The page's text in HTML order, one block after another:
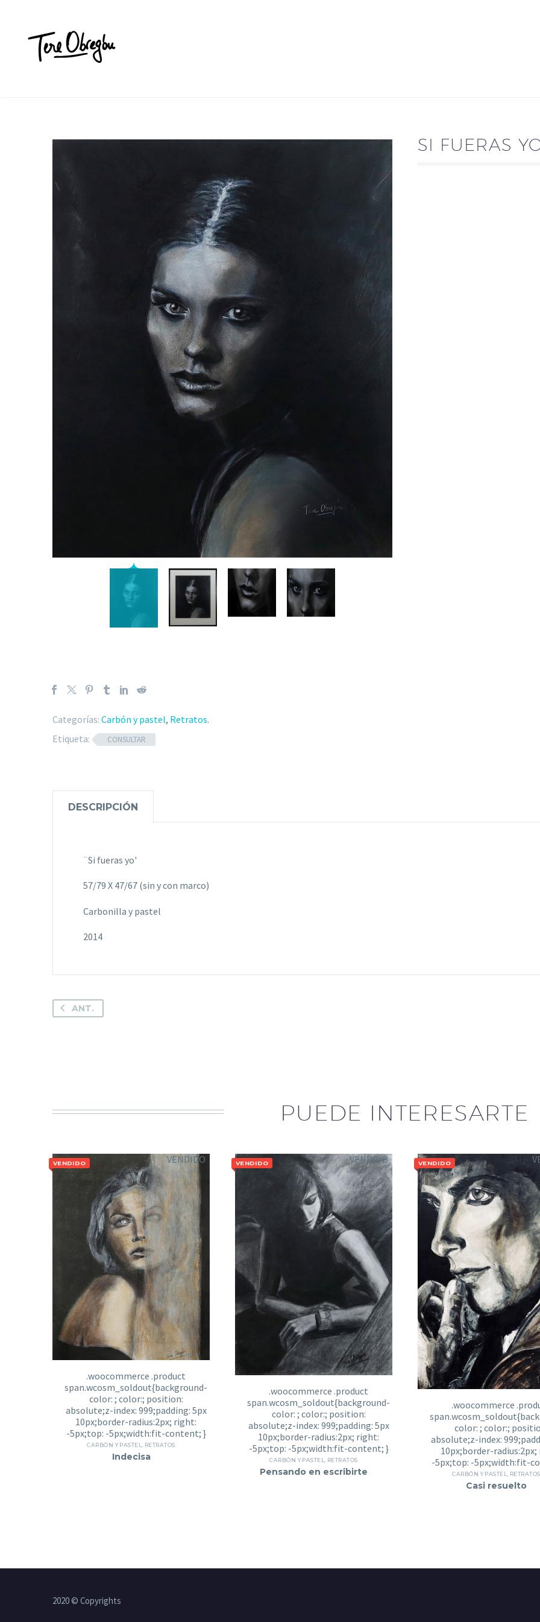
Categorías: Carbón y pastel, Retratos.
Etiqueta:
CONSULTAR
SI FUERAS
DESCRIPCIÓN
¨Si fueras yo'
57/79 X 47/67 (sin y con marco)
Carbonilla y pastel
2014
ANT.
PUEDE INTERESARTE
VENDIDO VENDIDO
CARBÓN Y PASTEL RETRATOS
Indecisa
VENDIDO VENDIDO
CARBÓN Y PASTEL RETRATOS
Pensando en escribirte
VENDIDO
CARBÓN Y PASTEL RETRATOS
Casi resuelto
2020 © Copyrights